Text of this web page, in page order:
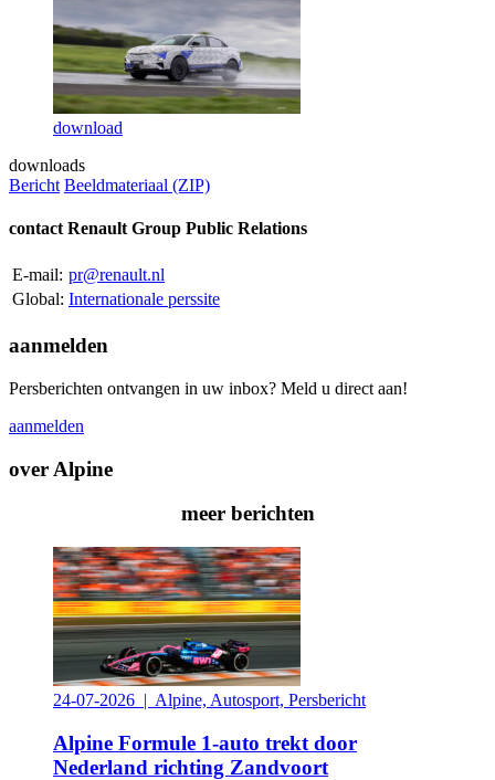
download
downloads
Bericht Beeldmateriaal (ZIP)
contact Renault Group Public Relations
E-mail: pr@renault.nl
Global: Internationale perssite
aanmelden
Persberichten ontvangen in uw inbox? Meld u direct aan!
aanmelden
over Alpine
meer berichten
24-07-2026 | Alpine, Autosport, Persbericht
Alpine Formule 1-auto trekt door
Nederland richting Zandvoort